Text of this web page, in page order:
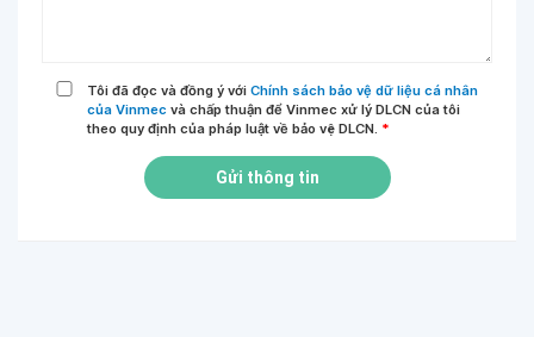
Tôi đã đọc và đồng ý với Chính sách bảo vệ dữ liệu cá nhân
của Vinmec và chấp thuận để Vinmec xử lý DLCN của tôi
theo quy định của pháp luật về bảo vệ DLCN. *
Gửi thông tin